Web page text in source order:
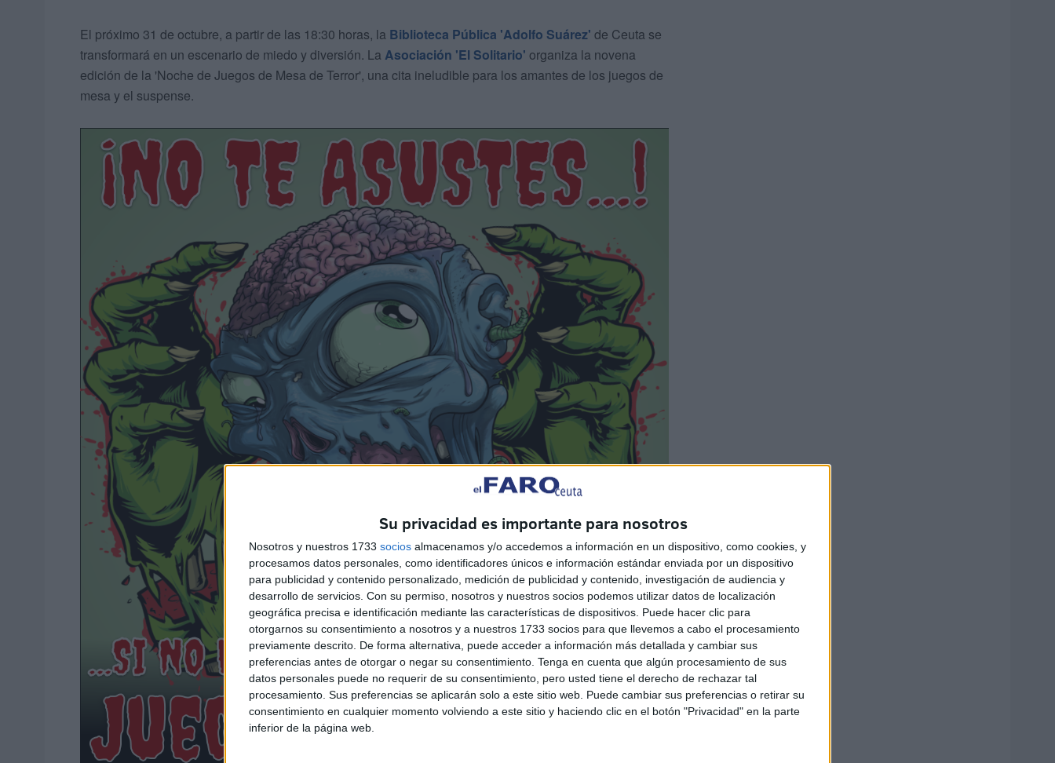
Su privacidad es importante para nosotros
Nosotros y nuestros 1733 socios almacenamos y/o accedemos a información en un dispositivo, como cookies, y
procesamos datos personales, como identificadores únicos e información estándar enviada por un dispositivo
para publicidad y contenido personalizado, medición de publicidad y contenido, investigación de audiencia y
desarrollo de servicios. Con su permiso, nosotros y nuestros socios podemos utilizar datos de localización
geográfica precisa e identificación mediante las características de dispositivos. Puede hacer clic para
otorgarnos su consentimiento a nosotros y a nuestros 1733 socios para que llevemos a cabo el procesamiento
previamente descrito. De forma alternativa, puede acceder a información más detallada y cambiar sus
preferencias antes de otorgar o negar su consentimiento. Tenga en cuenta que algún procesamiento de sus
datos personales puede no requerir de su consentimiento, pero usted tiene el derecho de rechazar tal
procesamiento. Sus preferencias se aplicarán solo a este sitio web. Puede cambiar sus preferencias o retirar su
consentimiento en cualquier momento volviendo a este sitio y haciendo clic en el botón "Privacidad" en la parte
inferior de la página web.
El próximo 31 de octubre, a partir de las 18:30 horas, la Biblioteca Pública 'Adolfo Suárez' de Ceuta se
transformará en un escenario de miedo y diversión. La Asociación 'El Solitario' organiza la novena
edición de la 'Noche de Juegos de Mesa de Terror', una cita ineludible para los amantes de los juegos de
mesa y el suspense.